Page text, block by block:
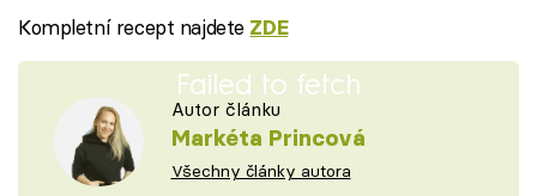
Kompletní recept najdete ZDE
Failed to fetch
Autor článku
Markéta Princová
Všechny články autora